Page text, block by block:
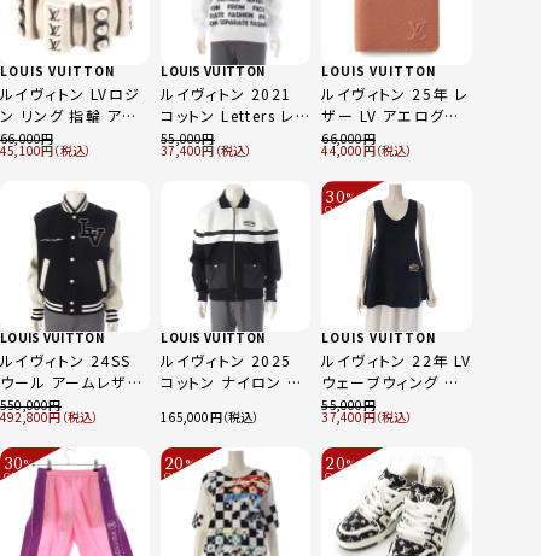
LOUIS VUITTON
ルイヴィトン LVロジ
ン リング 指輪 アク
セサリー Ag925
M1774S シルバー S
66,000
45,100
LOUIS VUITTON
ルイヴィトン 2021
コットン Letters レタ
ー ニット セーター ホ
ワイト L
55,000
37,400
LOUIS VUITTON
ルイヴィトン 25年 レ
ザー LV アエログラ
ム オーガナイザー･
ドゥ ポッシュ カード
ケース パスケース 名
刺入れ M25952 ブ
ラウン
66,000
44,000
LOUIS VUITTON
ルイヴィトン 24SS
ウール アームレザー
ロゴワッペン スタジ
ャン ブルゾン アウタ
ー RM241 BQV
HQL70E ブラック ホ
ワイト 52
550,000
492,800
LOUIS VUITTON
ルイヴィトン 2025
コットン ナイロン ロ
ージー ブルゾン アウ
ター 1AHWAH ブラッ
ク×ホワイト L
165,000
30%
OFF
LOUIS VUITTON
ルイヴィトン 22年 LV
ウェーブウィング タ
ンクトップ トップス
RW222W N70
FNKW06 ネイビー S
55,000
37,400
30%
OFF
20%
OFF
20%
OFF